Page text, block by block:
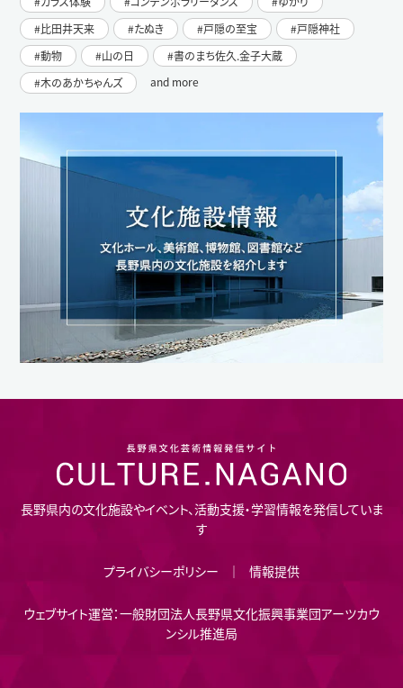
比田井天来
たぬき 戸隠の至宝
戸隠神社
動物
山の日
書のまち佐久.金子大蔵
木のあかちゃんズ
and more
長野県内の文化施設やイベント、活動支援・学習情報を発信していま
す
プライバシーポリシー 情報提供
ウェブサイト運営：一般財団法人長野県文化振興事業団アーツカウ
ンシル推進局